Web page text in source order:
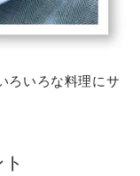
ろいろな料理にサ